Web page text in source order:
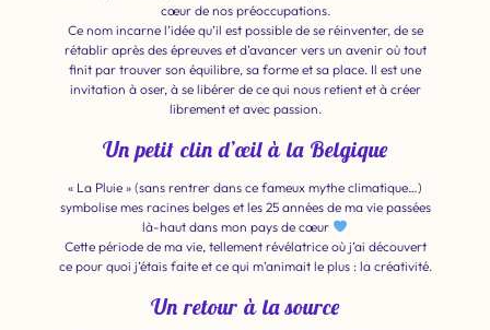
cœur de nos préoccupations.
Ce nom incarne l’idée qu’il est possible de se réinventer, de se
rétablir après des épreuves et d’avancer vers un avenir où tout
finit par trouver son équilibre, sa forme et sa place. Il est une
invitation à oser, à se libérer de ce qui nous retient et à créer
librement et avec passion.
Un petit clin d’œil à la Belgique
« La Pluie » (sans rentrer dans ce fameux mythe climatique…)
symbolise mes racines belges et les 25 années de ma vie passées
là-haut dans mon pays de cœur
Cette période de ma vie, tellement révélatrice où j’ai découvert
ce pour quoi j’étais faite et ce qui m’animait le plus : la créativité.
Un retour à la source